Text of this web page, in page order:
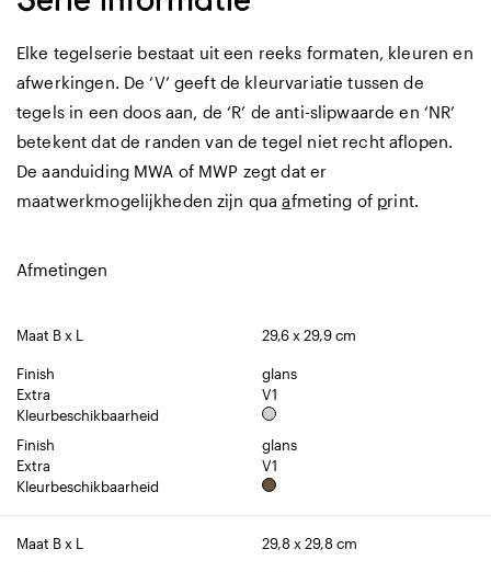
Elke tegelserie bestaat uit een reeks formaten, kleuren en
afwerkingen. De ‘V’ geeft de kleurvariatie tussen de
tegels in een doos aan, de ‘R’ de anti-slipwaarde en ‘NR’
betekent dat de randen van de tegel niet recht aflopen.
De aanduiding MWA of MWP zegt dat er
maatwerkmogelijkheden zijn quaafmeting of print.
Afmetingen
Maat B x L 29,6 x 29,9 cm
Finish
glans
Extra
V1
Kleurbeschikbaarheid
Finish
glans
Extra
V1
Kleurbeschikbaarheid
Maat B x L 29,8 x 29,8 cm